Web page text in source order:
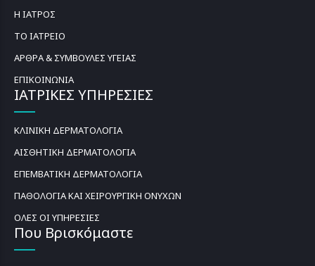
Η ΙΑΤΡΟΣ
ΤΟ ΙΑΤΡΕΙΟ
ΑΡΘΡΑ & ΣΥΜΒΟΥΛΕΣ ΥΓΕΙΑΣ
ΕΠΙΚΟΙΝΩΝΙΑ
ΙΑΤΡΙΚΕΣ ΥΠΗΡΕΣΙΕΣ
ΚΛΙΝΙΚΗ ΔΕΡΜΑΤΟΛΟΓΙΑ
ΑΙΣΘΗΤΙΚΗ ΔΕΡΜΑΤΟΛΟΓΙΑ
ΕΠΕΜΒΑΤΙΚΗ ΔΕΡΜΑΤΟΛΟΓΙΑ
ΠΑΘΟΛΟΓΙΑ ΚΑΙ ΧΕΙΡΟΥΡΓΙΚΗ ΟΝΥΧΩΝ
ΟΛΕΣ ΟΙ ΥΠΗΡΕΣΙΕΣ
Που Βρισκόμαστε